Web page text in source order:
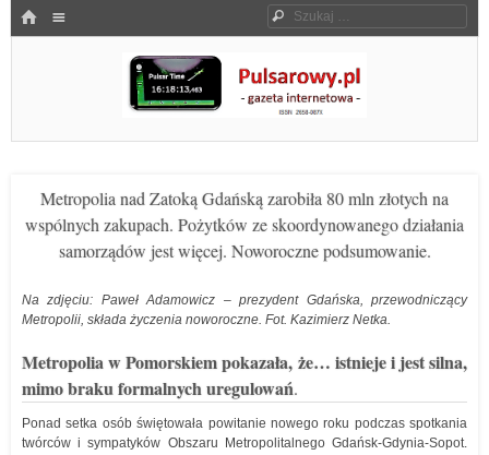
HOME Szukaj
Pulsarowy.pl
Metropolia nad Zatoką Gdańską zarobiła 80 mln złotych na
wspólnych zakupach. Pożytków ze skoordynowanego działania
samorządów jest więcej. Noworoczne podsumowanie.
Na zdjęciu: Paweł Adamowicz – prezydent Gdańska, przewodniczący
Metropolii, składa życzenia noworoczne. Fot. Kazimierz Netka.
Metropolia w Pomorskiem pokazała, że… istnieje i jest silna,
mimo braku formalnych uregulowań.
Ponad setka osób świętowała powitanie nowego roku podczas spotkania
twórców i sympatyków Obszaru Metropolitalnego Gdańsk-Gdynia-Sopot.